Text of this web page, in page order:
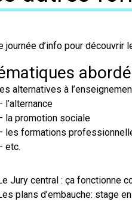
journée d’info pour découvrir
alternatives à
l’alternance
la promotion sociale
les formations
etc.
Jury central : ça fonctionne
plans d’embauche: stage